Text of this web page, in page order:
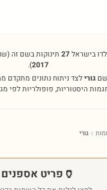
בישראל27 תינוקות בשם זה
2017
).
גורילצד ניתוח נתונים
היסטוריות, פופולריות לפי
גורי
🏺 פריט אספנים